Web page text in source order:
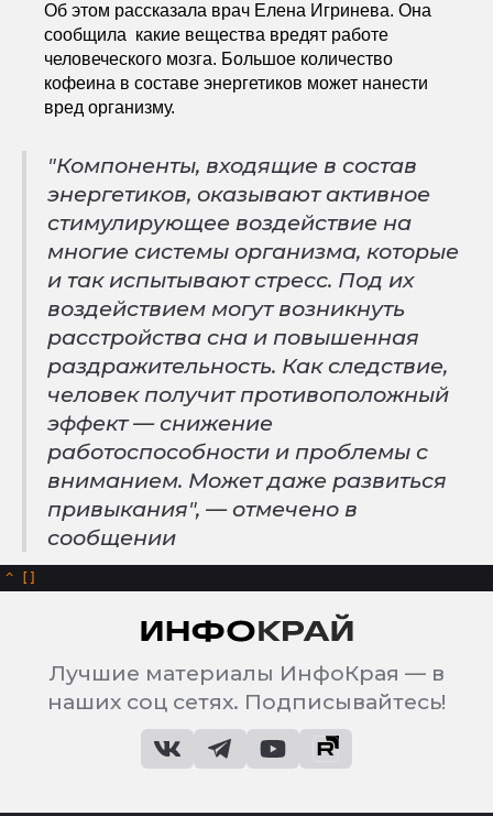
Об этом рассказала врач Елена Игринева. Она
сообщила какие вещества вредят работе
человеческого мозга. Большое количество
кофеина в составе энергетиков может нанести
вред организму.
"Компоненты, входящие в состав
энергетиков, оказывают активное
стимулирующее воздействие на
многие системы организма, которые
и так испытывают стресс. Под их
воздействием могут возникнуть
расстройства сна и повышенная
раздражительность. Как следствие,
человек получит противоположный
эффект — снижение
работоспособности и проблемы с
вниманием. Может даже развиться
привыкания", — отмечено в
сообщении
^
Лучшие материалы ИнфоКрая — в
наших соц сетях. Подписывайтесь!